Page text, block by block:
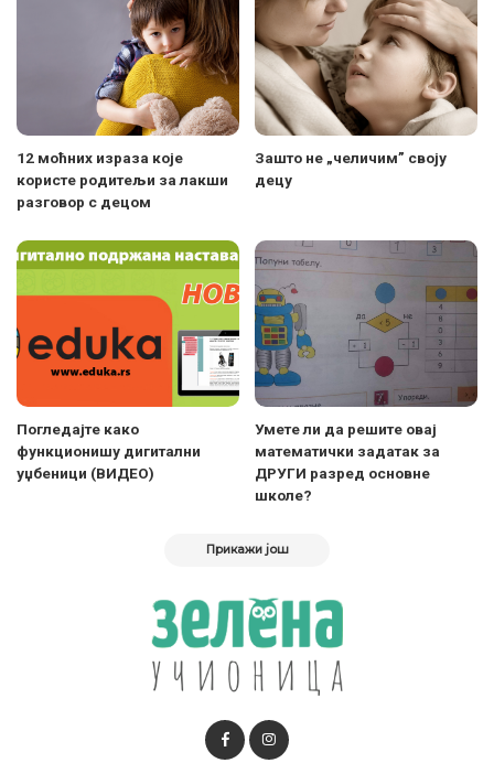
12 моћних израза које
користе родитељи за лакши
разговор с децом
Зашто не „челичим” своју
децу
Погледајте како
функционишу дигитални
уџбеници (ВИДЕО)
Умете ли да решите овај
математички задатак за
ДРУГИ разред основне
школе?
Прикажи још